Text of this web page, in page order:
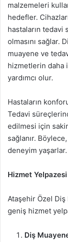
malzemeleri
hedefler.
hastaların tedavi
olmasını sağlar.
muayene ve
hizmetlerin daha
yardımcı olur.
Hastaların
Tedavi
edilmesi için
sağlanır.
deneyim yaşarlar.
Hizmet Yelpazesi
Ataşehir Özel Diş
geniş hizmet
Diş